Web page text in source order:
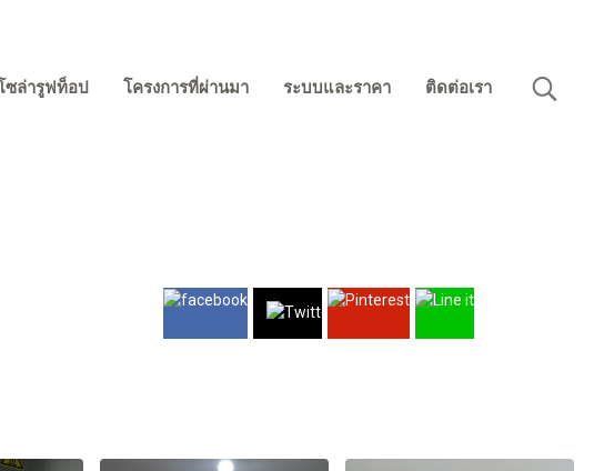
ซล่ารูฟท็อป โครงการที่ผ่านมา ระบบและราคา ติดต่อเรา